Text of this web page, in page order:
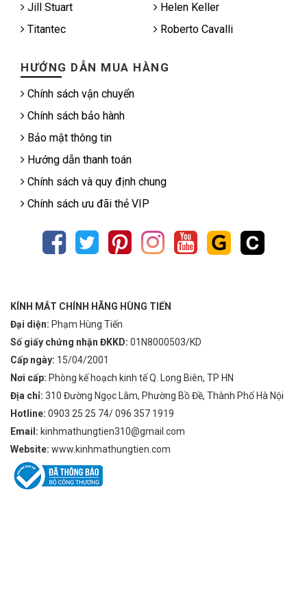
Jill Stuart
Helen Keller
Titantec
Roberto Cavalli
HƯỚNG DẪN MUA HÀNG
Chính sách vận chuyển
Chính sách bảo hành
Bảo mật thông tin
Hướng dẫn thanh toán
Chính sách và quy định chung
Chính sách ưu đãi thẻ VIP
KÍNH MẮT CHÍNH HÃNG HÙNG TIẾN
Đại diện: Phạm Hùng Tiến
Số giấy chứng nhận ĐKKD: 01N8000503/KD
Cấp ngày: 15/04/2001
Nơi cấp: Phòng kế hoạch kinh tế Q. Long Biên, TP HN
Địa chỉ: 310 Đường Ngọc Lâm, Phường Bồ Đề, Thành Phố Hà Nội
Hotline: 0903 25 25 74/ 096 357 1919
Email: kinhmathungtien310@gmail.com
Website: www.kinhmathungtien.com